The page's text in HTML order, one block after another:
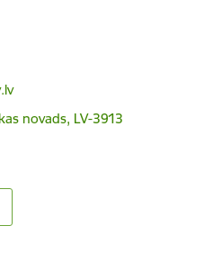
novads, LV-3913